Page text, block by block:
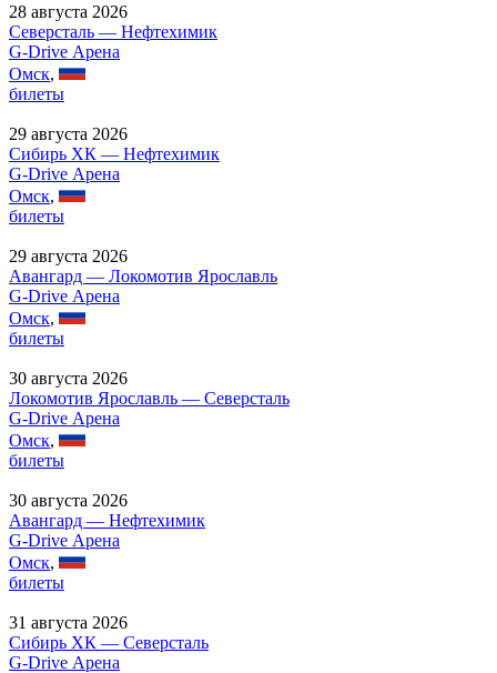
28 августа 2026
Северсталь — Нефтехимик
G-Drive Арена
Омск,
билеты
29 августа 2026
Сибирь ХК — Нефтехимик
G-Drive Арена
Омск,
билеты
29 августа 2026
Авангард — Локомотив Ярославль
G-Drive Арена
Омск,
билеты
30 августа 2026
Локомотив Ярославль — Северсталь
G-Drive Арена
Омск,
билеты
30 августа 2026
Авангард — Нефтехимик
G-Drive Арена
Омск,
билеты
31 августа 2026
Сибирь ХК — Северсталь
G-Drive Арена